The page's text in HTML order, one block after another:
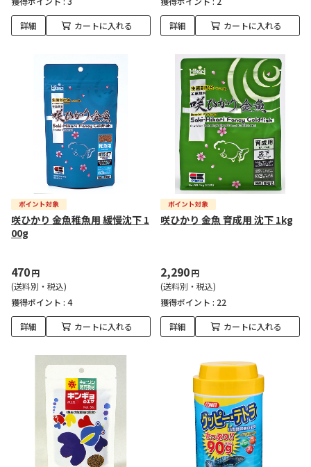
詳細 カートに入れる 詳細 カートに入れる
咲ひかり 金魚稚魚用 緩慢沈下 1
00g
470円
(送料別・税込)
獲得ポイント : 4
詳細 カートに入れる
咲ひかり 金魚 育成用 沈下 1kg
2,290円
(送料別・税込)
獲得ポイント : 22
詳細 カートに入れる